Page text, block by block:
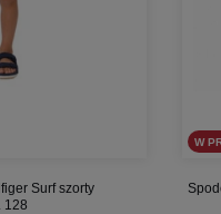
Surf szorty
128
W